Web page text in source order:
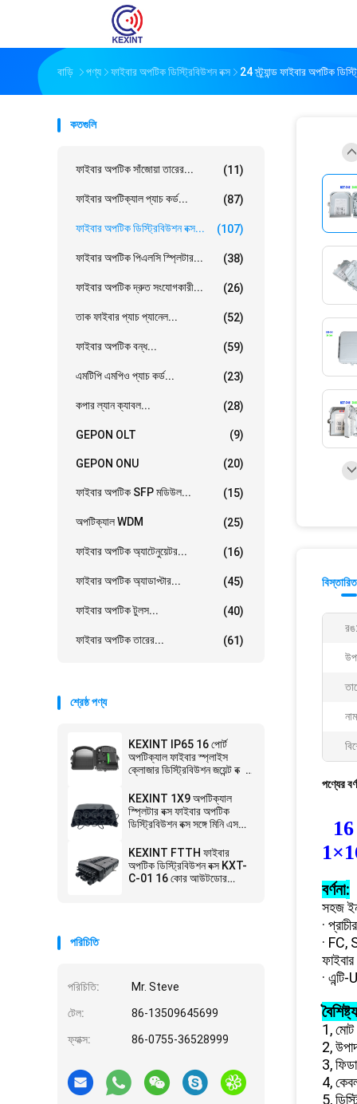
বাড়ি পণ্য ফাইবার অপটিক ডিস্ট্রিবিউশন বক্স 24 স্ট্র্যান্ড ফাইবার অপটিক
কতগুলি
ফাইবার অপটিক সাঁজোয়া তারের... (11)
ফাইবার অপটিক্যাল প্যাচ কর্ড... (87)
ফাইবার অপটিক ডিস্ট্রিবিউশন বক্স... (107)
ফাইবার অপটিক পিএলসি স্প্লিটার... (38)
ফাইবার অপটিক দ্রুত সংযোগকারী... (26)
তাক ফাইবার প্যাচ প্যানেল... (52)
ফাইবার অপটিক বন্ধ... (59)
এমটিপি এমপিও প্যাচ কর্ড... (23)
কপার ল্যান ক্যাবল... (28)
GEPON OLT (9)
GEPON ONU (20)
ফাইবার অপটিক SFP মডিউল... (15)
অপটিক্যাল WDM (25)
ফাইবার অপটিক অ্যাটেনুয়েটর... (16)
ফাইবার অপটিক অ্যাডাপ্টার... (45)
ফাইবার অপটিক টুলস... (40)
ফাইবার অপটিক তারের... (61)
শ্রেষ্ঠ পণ্য
KEXINT IP65 16 পোর্ট
অপটিক্যাল ফাইবার স্প্লাইস
ক্লোজার ডিস্ট্রিবিউশন জয়েন্ট বক্স
KEXINT 1X9 অপটিক্যাল
স্প্লিটার বক্স ফাইবার অপটিক
ডিস্ট্রিবিউশন বক্স সঙ্গে মিনি এসসি
KEXINT FTTH ফাইবার
অপটিক ডিস্ট্রিবিউশন বক্স KXT-
C-01 16 কোর আউটডোর
পরিচিতি
পরিচিতি: Mr. Steve
টেল: 86-13509645699
ফ্যাক্স: 86-0755-36528999
পণ্যের
বর্ণনা:
সহজ
·
· FC,
·
1, মোট
2,
3,
4,
5,